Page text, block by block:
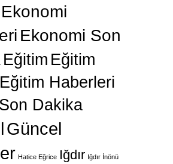
Ekonomi
Ekonomi Son
Eğitim Eğitim
Eğitim Haberleri
Dakika
Güncel
Hatice Eğrice Iğdır Iğdır İnönü